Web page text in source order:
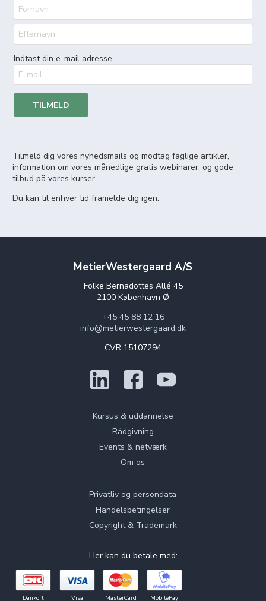
Indtast din e-mail adresse
TILMELD
Tilmeld dig vores nyhedsmails og modtag faglige artikler,
information om vores månedlige gratis webinarer, og gode
tilbud på vores kurser.
Du kan til enhver tid framelde dig igen.
MetierWestergaard A/S
Folke Bernadottes Allé 45
2100 København Ø
+45 45 88 12 16
info@metierwestergaard.dk
CVR 15107294
Kursus & uddannelse
Rådgivning
Events & netværk
Om os
Privatliv og persondata
Handelsbetingelser
Copyright & Trademark
Her kan du betale med:
Dankort Visa MasterCard MobilePay